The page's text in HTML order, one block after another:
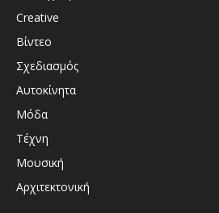
Creative
Βίντεο
Σχεδιασμός
Αυτοκίνητα
Μόδα
Τέχνη
Μουσική
Αρχιτεκτονική